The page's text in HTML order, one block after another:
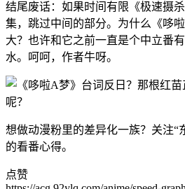
结尾废话：如果时间有限《极速摄
集，跳过中间的部分。为什么《哆
大？也许和它之前一直是个中立番
水。呵呵，作者牛呀。
想做动漫粉里的差异化一族？关注“
的看番心得。
点赞